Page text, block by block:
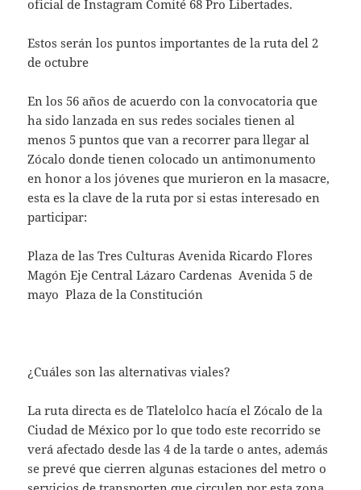
oficial de Instagram Comité 68 Pro Libertades.
Estos serán los puntos importantes de la ruta del 2
de octubre
En los 56 años de acuerdo con la convocatoria que
ha sido lanzada en sus redes sociales tienen al
menos 5 puntos que van a recorrer para llegar al
Zócalo donde tienen colocado un antimonumento
en honor a los jóvenes que murieron en la masacre,
esta es la clave de la ruta por si estas interesado en
participar:
Plaza de las Tres Culturas Avenida Ricardo Flores
Magón Eje Central Lázaro Cardenas Avenida 5 de
mayo Plaza de la Constitución
¿Cuáles son las alternativas viales?
La ruta directa es de Tlatelolco hacía el Zócalo de la
Ciudad de México por lo que todo este recorrido se
verá afectado desde las 4 de la tarde o antes, además
se prevé que cierren algunas estaciones del metro o